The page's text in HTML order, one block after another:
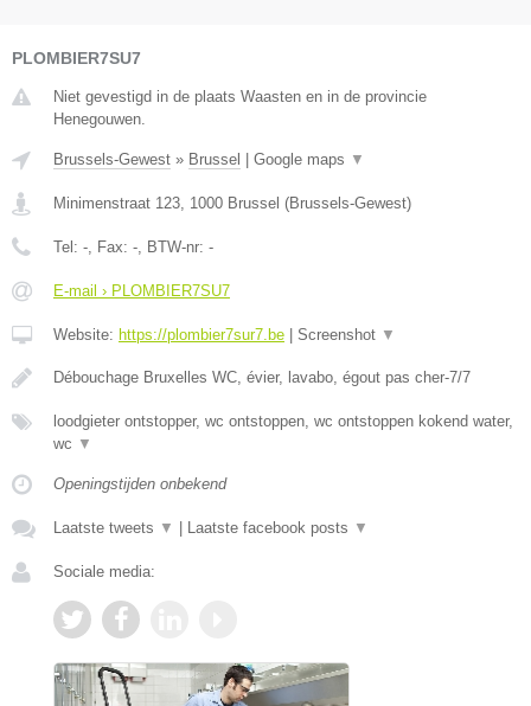
PLOMBIER7SU7
Niet gevestigd in de plaats Waasten en in de provincie
Henegouwen.
Brussels-Gewest » Brussel Google maps ▼
Minimenstraat 123, 1000 Brussel (Brussels-Gewest)
Tel: -, Fax: -, BTW-nr: -
E-mail › PLOMBIER7SU7
Website: https://plombier7sur7.be Screenshot ▼
Débouchage Bruxelles WC, évier, lavabo, égout pas cher-7/7
loodgieter ontstopper, wc ontstoppen, wc ontstoppen kokend water,
wc ▼
Openingstijden onbekend
Laatste tweets ▼ Laatste facebook posts ▼
Sociale media: